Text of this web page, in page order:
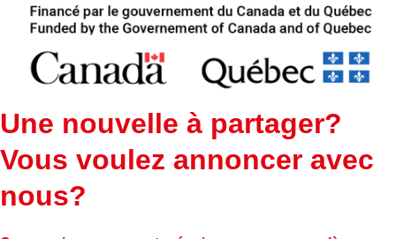
Une nouvelle à partager?
Vous voulez annoncer avec
nous?